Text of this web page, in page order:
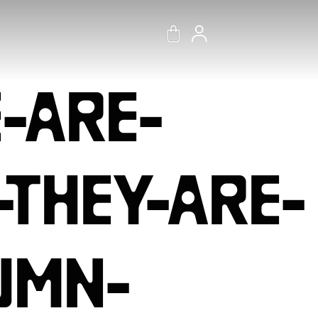
ARE-
ARE-